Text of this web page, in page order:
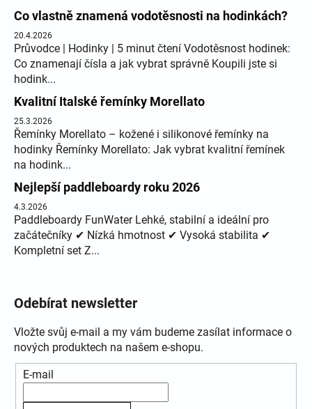
Co vlastně znamená vodotěsnosti na hodinkách?
20.4.2026
Průvodce | Hodinky | 5 minut čtení Vodotěsnost hodinek:
Co znamenají čísla a jak vybrat správně Koupili jste si
hodink...
Kvalitní Italské řemínky Morellato
25.3.2026
Řemínky Morellato – kožené i silikonové řemínky na
hodinky Řemínky Morellato: Jak vybrat kvalitní řemínek
na hodink...
Nejlepší paddleboardy roku 2026
4.3.2026
Paddleboardy FunWater Lehké, stabilní a ideální pro
začátečníky ✔ Nízká hmotnost ✔ Vysoká stabilita ✔
Kompletní set Z...
Odebírat newsletter
Vložte svůj e-mail a my vám budeme zasílat informace o
nových produktech na našem e-shopu.
E-mail